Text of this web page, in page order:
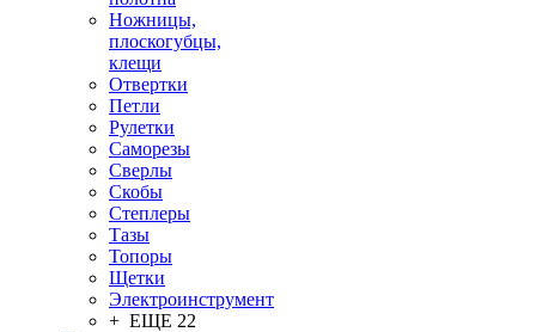
Ножницы,
плоскогубцы,
клещи
Отвертки
Петли
Рулетки
Саморезы
Сверлы
Скобы
Степлеры
Тазы
Топоры
Щетки
Электроинструмент
+ ЕЩЕ 22